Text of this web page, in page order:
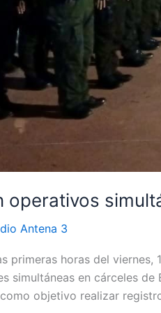
operativos
Antena 3
primeras horas del viernes,
simultáneas en cárceles
objetivo realizar